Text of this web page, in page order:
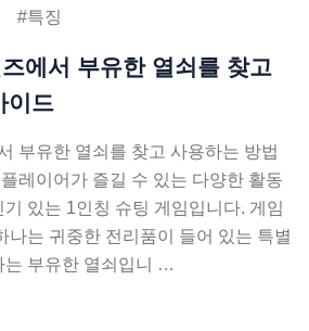
특징
에서 부유한 열쇠를 찾고
이드
부유한 열쇠를 찾고 사용하는 방법
레이어가 즐길 수 있는 다양한 활동
있는 1인칭 슈팅 게임입니다. 게임
나는 귀중한 전리품이 들어 있는 특별
부유한 열쇠입니 …